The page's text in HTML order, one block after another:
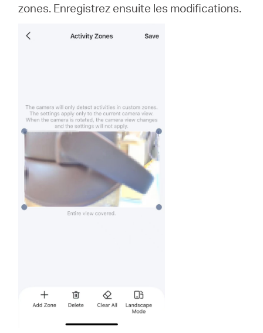
zones. Enregistrez ensuite les modifications.